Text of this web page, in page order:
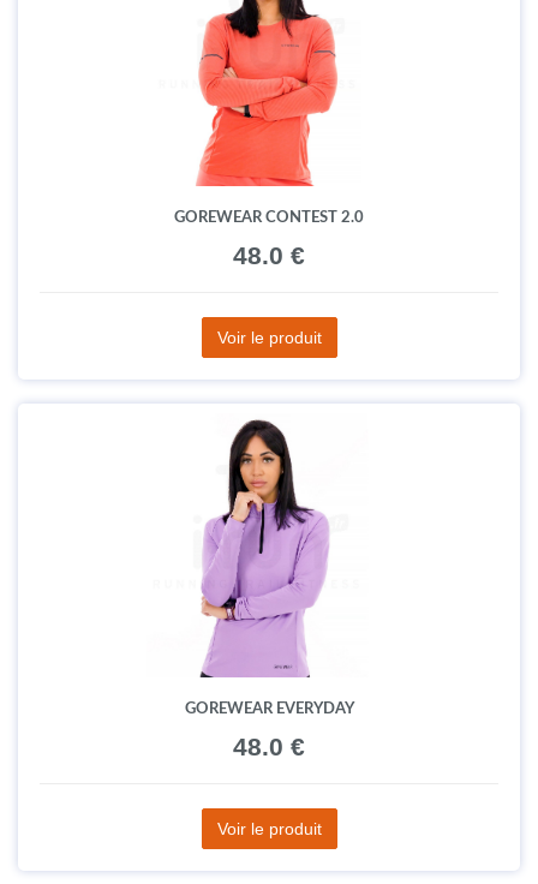
GOREWEAR CONTEST 2.0
48.0 €
Voir le produit
GOREWEAR EVERYDAY
48.0 €
Voir le produit